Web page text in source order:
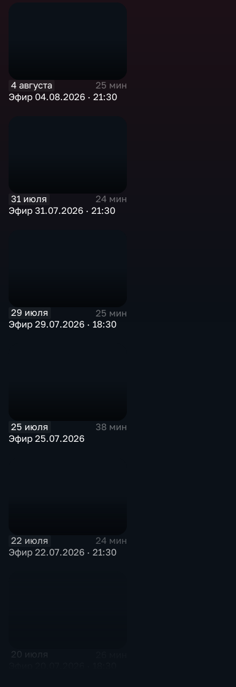
4 августа
25 мин
Эфир 04.08.2026 · 21:30
31 июля
24 мин
Эфир 31.07.2026 · 21:30
29 июля
25 мин
Эфир 29.07.2026 · 18:30
25 июля
38 мин
Эфир 25.07.2026
22 июля
24 мин
Эфир 22.07.2026 · 21:30
20 июля